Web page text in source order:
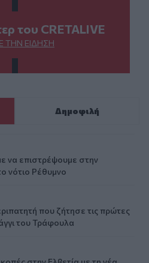
του CRETALIVE
ΤΗΝ ΕΊΔΗΣΗ
Δημοφιλή
να επιστρέψουμε στην
νότιο Ρέθυμνο
που ζήτησε τις πρώτες
του Τράφουλα